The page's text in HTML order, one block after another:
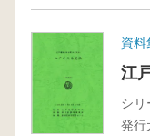
資料
江
シリ
発行